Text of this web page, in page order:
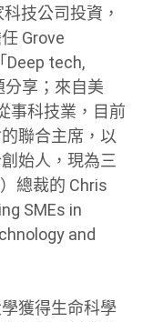
技公司投資，
Grove
Deep tech,
分享；來自美
事科技業，目前
聯合主席，以
始人，現為三
總裁的 Chris
SMEs in
and
獲得生命科學